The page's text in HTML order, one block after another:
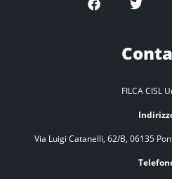
FILCA CISL
Via Luigi Catanelli, 62/B, 06135